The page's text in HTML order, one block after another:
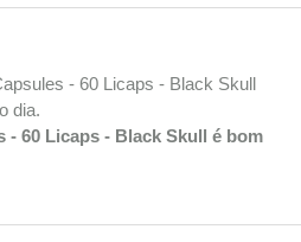
- 60 Licaps - Black Skull
dia.
- 60 Licaps - Black Skull é bom